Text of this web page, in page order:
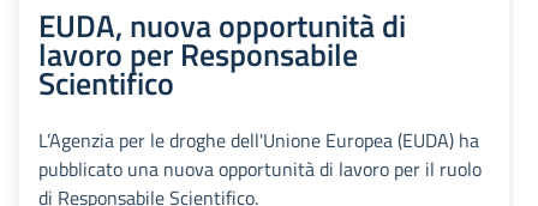
EUDA, nuova opportunità di
lavoro per Responsabile
Scientifico
L’Agenzia per le droghe dell'Unione Europea (EUDA) ha
pubblicato una nuova opportunità di lavoro per il ruolo
di Responsabile Scientifico.